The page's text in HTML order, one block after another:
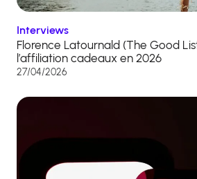
Interviews
Florence Latournald (The Good
l’affiliation cadeaux en 2026
27/04/2026